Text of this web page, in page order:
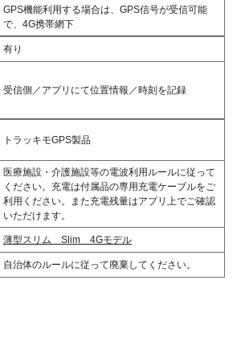
GPS機能利用する場合は、GPS信号が受信可能
で、4G携帯網下
有り
受信側／アプリにて位置情報／時刻を記録
トラッキモGPS製品
医療施設・介護施設等の電波利用ルールに従って
ください。充電は付属品の専用充電ケーブルをご
利用ください。また充電残量はアプリ上でご確認
いただけます。
薄型スリム Slim 4Gモデル
自治体のルールに従って廃棄してください。